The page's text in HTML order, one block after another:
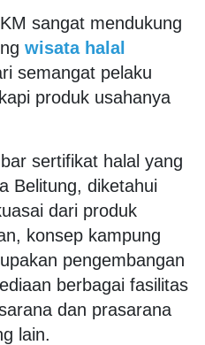
sangat mendukung
wisata halal
semangat pelaku
produk usahanya
sertifikat halal yang
Belitung, diketahui
dari produk
konsep kampung
pengembangan
berbagai fasilitas
dan prasarana
lain.